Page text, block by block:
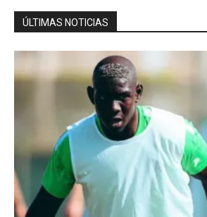
ÚLTIMAS NOTICIAS